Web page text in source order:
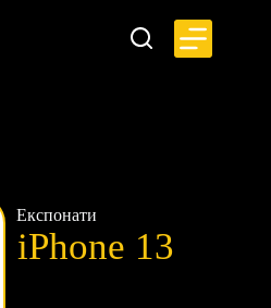
Експонати
iPhone 13